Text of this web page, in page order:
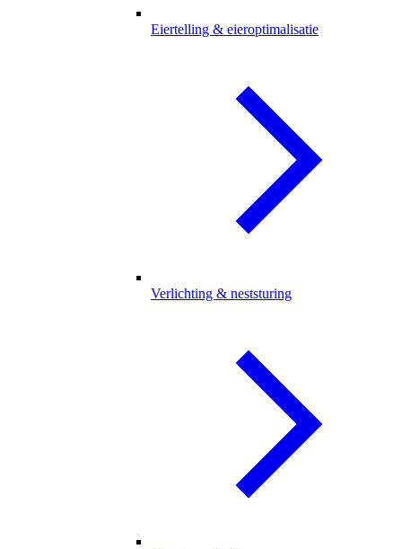
Eiertelling & eieroptimalisatie
Verlichting & neststuring